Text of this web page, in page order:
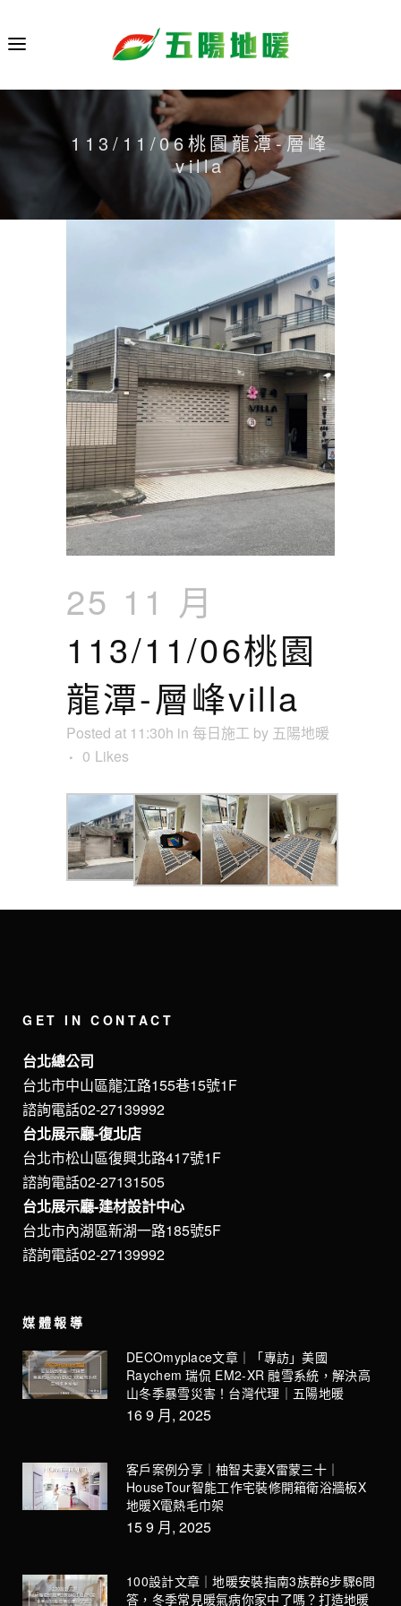
113/11/06桃園龍潭-層峰
villa
25 11 月
113/11/06桃園
龍潭-層峰villa
Posted at 11:30h in 每日施工 by 五陽地暖
0 Likes
GET IN CONTACT
台北總公司
台北市中山區龍江路155巷15號1F
諮詢電話02-27139992
台北展示廳-復北店
台北市松山區復興北路417號1F
諮詢電話02-27131505
台北展示廳-建材設計中心
台北市內湖區新湖一路185號5F
諮詢電話02-27139992
媒體報導
DECOmyplace文章｜「專訪」美國
Raychem 瑞侃 EM2-XR 融雪系統，解決高
山冬季暴雪災害！台灣代理｜五陽地暖
16 9 月, 2025
客戶案例分享｜柚智夫妻X雷蒙三十｜
HouseTour智能工作宅裝修開箱衛浴牆板X
地暖X電熱毛巾架
15 9 月, 2025
100設計文章｜地暖安裝指南3族群6步驟6問
答，冬季常見暖氣病你家中了嗎？打造地暖